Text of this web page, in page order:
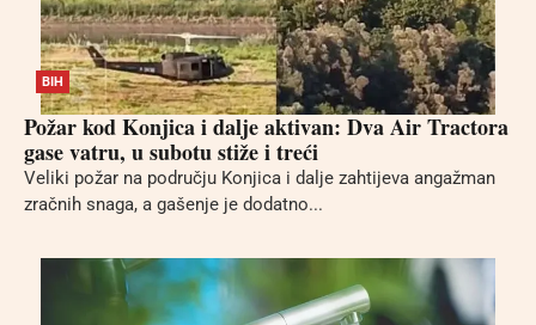
BIH
Požar kod Konjica i dalje aktivan: Dva Air Tractora
gase vatru, u subotu stiže i treći
Veliki požar na području Konjica i dalje zahtijeva angažman
zračnih snaga, a gašenje je dodatno...